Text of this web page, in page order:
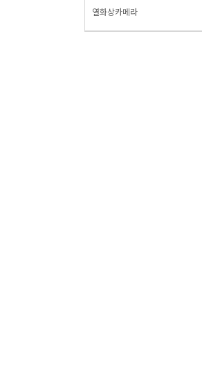
열화상카메라